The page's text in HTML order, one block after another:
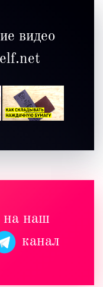
видео
на наш
канал